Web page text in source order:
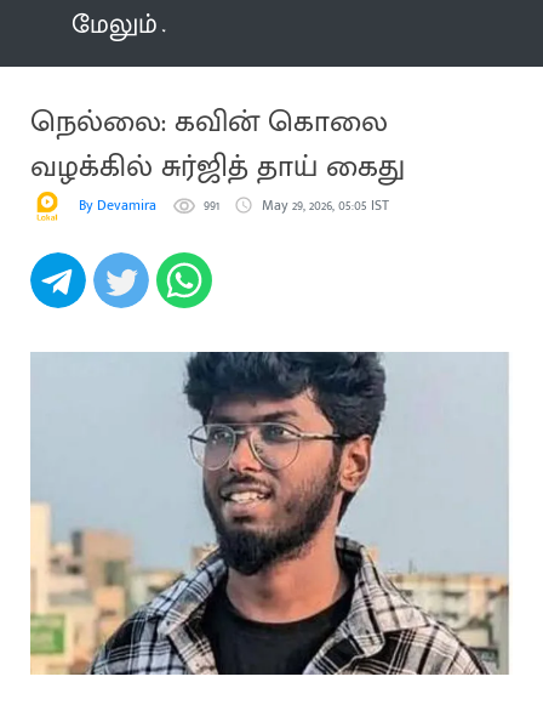
மேலும்
நெல்லை: கவின் கொலை
வழக்கில் சுர்ஜித் தாய் கைது
By Devamira 991 May 29, 2026, 05:05 IST